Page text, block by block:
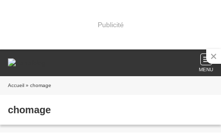
Publicité
MENU
Accueil » chomage
chomage